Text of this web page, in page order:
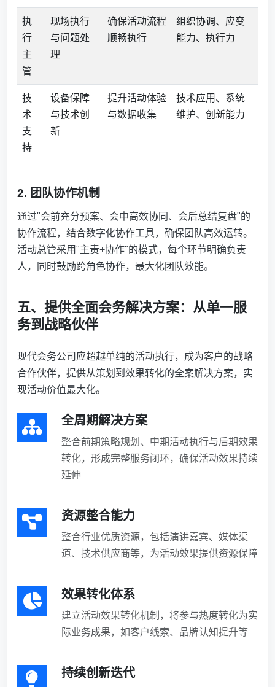
执
行
主
管
现场执行
与问题处
理
确保活动流程
顺畅执行
组织协调、应变
能力、执行力
技
术
支
持
设备保障
与技术创
新
提升活动体验
与数据收集
技术应用、系统
维护、创新能力
2. 团队协作机制
通过"会前充分预案、会中高效协同、会后总结复盘"的
协作流程，结合数字化协作工具，确保团队高效运转。
活动总管采用"主责+协作"的模式，每个环节明确负责
人，同时鼓励跨角色协作，最大化团队效能。
五、提供全面会务解决方案：从单一服
务到战略伙伴
现代会务公司应超越单纯的活动执行，成为客户的战略
合作伙伴，提供从策划到效果转化的全案解决方案，实
现活动价值最大化。
全周期解决方案
整合前期策略规划、中期活动执行与后期效果
转化，形成完整服务闭环，确保活动效果持续
延伸
资源整合能力
整合行业优质资源，包括演讲嘉宾、媒体渠
道、技术供应商等，为活动效果提供资源保障
效果转化体系
建立活动效果转化机制，将参与热度转化为实
际业务成果，如客户线索、品牌认知提升等
持续创新迭代